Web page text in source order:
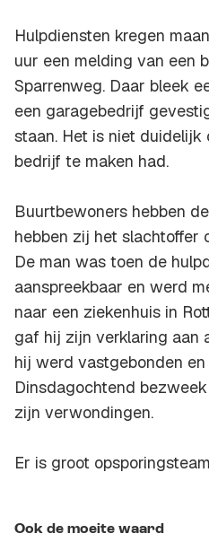
Hulpdiensten kregen
uur een melding van een
Sparrenweg. Daar bleek
een garagebedrijf
staan. Het is niet duidelijk
bedrijf te maken had.
Buurtbewoners hebben
hebben zij het slachtoffer
De man was toen de
aanspreekbaar en werd
naar een ziekenhuis in
gaf hij zijn verklaring aan
hij werd vastgebonden
Dinsdagochtend
zijn verwondingen.
Er is groot
Ook de moeite waard